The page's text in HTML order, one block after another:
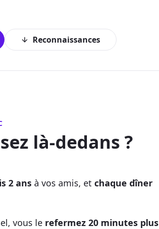
Reconnaissances
là-dedans ?
2 ans à vos amis, et chaque dîner
vous le refermez 20 minutes plus